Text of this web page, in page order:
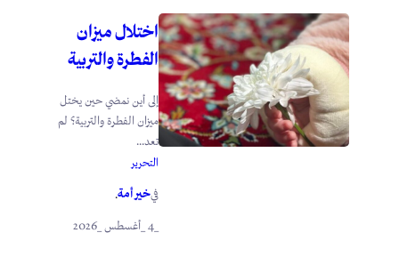
اختلال ميزان
الفطرة والتربية
إلى أين نمضي حين يختل
ميزان الفطرة والتربية؟ لم
تعد...
التحرير
فيخير أمة.